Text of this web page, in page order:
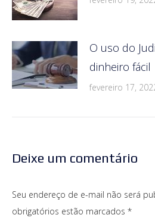
O uso do
dinheiro fácil
fevereiro 17,
Deixe um comentário
Seu endereço de e-mail não será
obrigatórios estão marcados *